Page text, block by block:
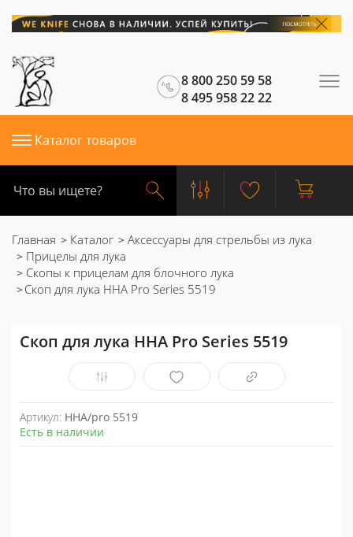
8 800 250 59 58
8 495 958 22 22
Каталог товаров
Главная Каталог
Аксессуары для стрельбы из лука
Прицелы для лука
Скопы к прицелам для блочного лука
Скоп для лука HHA Pro Series 5519
Скоп для лука HHA Pro Series 5519
Артикул: HHA/pro 5519
Есть в наличии